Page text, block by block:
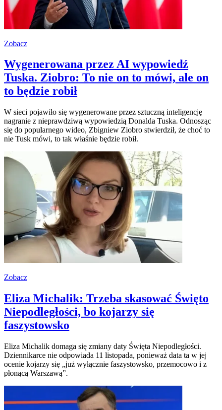
Zobacz
Wygenerowana przez AI wypowiedź
Tuska. Ziobro: To nie on to mówi, ale on
to będzie robił
W sieci pojawiło się wygenerowane przez sztuczną inteligencję
nagranie z nieprawdziwą wypowiedzią Donalda Tuska. Odnosząc
się do popularnego wideo, Zbigniew Ziobro stwierdził, że choć to
nie Tusk mówi, to tak właśnie będzie robił.
Zobacz
Eliza Michalik: Trzeba skasować Święto
Niepodległości, bo kojarzy się
faszystowsko
Eliza Michalik domaga się zmiany daty Święta Niepodległości.
Dziennikarce nie odpowiada 11 listopada, ponieważ data ta w jej
ocenie kojarzy się „już wyłącznie faszystowsko, przemocowo i z
płonącą Warszawą”.